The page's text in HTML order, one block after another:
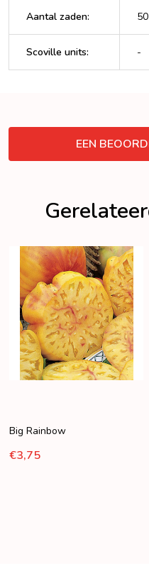
Aantal zaden: 50
Scoville units: -
EEN
Big Rainbow
€3,75